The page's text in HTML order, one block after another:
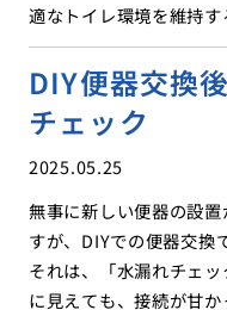
適なトイレ環境を維持す
DIY便器交換
チェック
2025.05.25
無事に新しい便器の設
すが、DIYでの便器交換
それは、「水漏れチェ
に見えても、接続が甘